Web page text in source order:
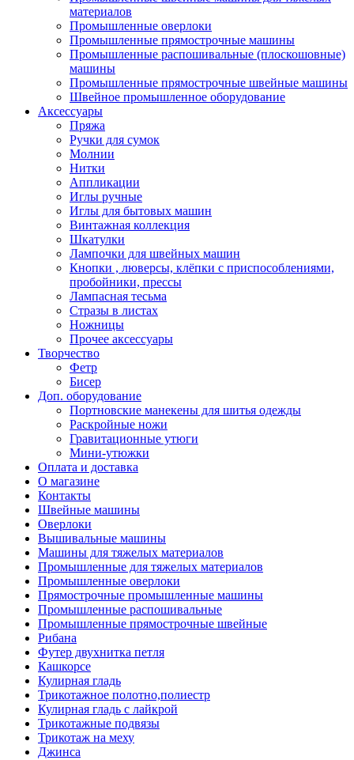
материалов
Промышленные оверлоки
Промышленные прямострочные машины
Промышленные распошивальные (плоскошовные)
машины
Промышленные прямострочные швейные машины
Швейное промышленное оборудование
Аксессуары
Пряжа
Ручки для сумок
Молнии
Нитки
Аппликации
Иглы ручные
Иглы для бытовых машин
Винтажная коллекция
Шкатулки
Лампочки для швейных машин
Кнопки , люверсы, клёпки с приспособлениями,
пробойники, прессы
Лампасная тесьма
Стразы в листах
Ножницы
Прочее аксессуары
Творчество
Фетр
Бисер
Доп. оборудование
Портновские манекены для шитья одежды
Раскройные ножи
Гравитационные утюги
Мини-утюжки
Оплата и доставка
О магазине
Контакты
Швейные машины
Оверлоки
Вышивальные машины
Машины для тяжелых материалов
Промышленные для тяжелых материалов
Промышленные оверлоки
Прямострочные промышленные машины
Промышленные распошивальные
Промышленные прямострочные швейные
Рибана
Футер двухнитка петля
Кашкорсе
Кулирная гладь
Трикотажное полотно,полиестр
Кулирная гладь с лайкрой
Трикотажные подвязы
Трикотаж на меху
Джинса